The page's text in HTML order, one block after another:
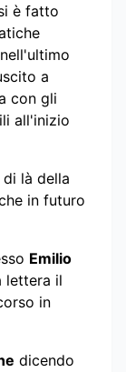
è fatto
a
con gli
all'inizio
là della
in futuro
Emilio
lettera il
in
dicendo